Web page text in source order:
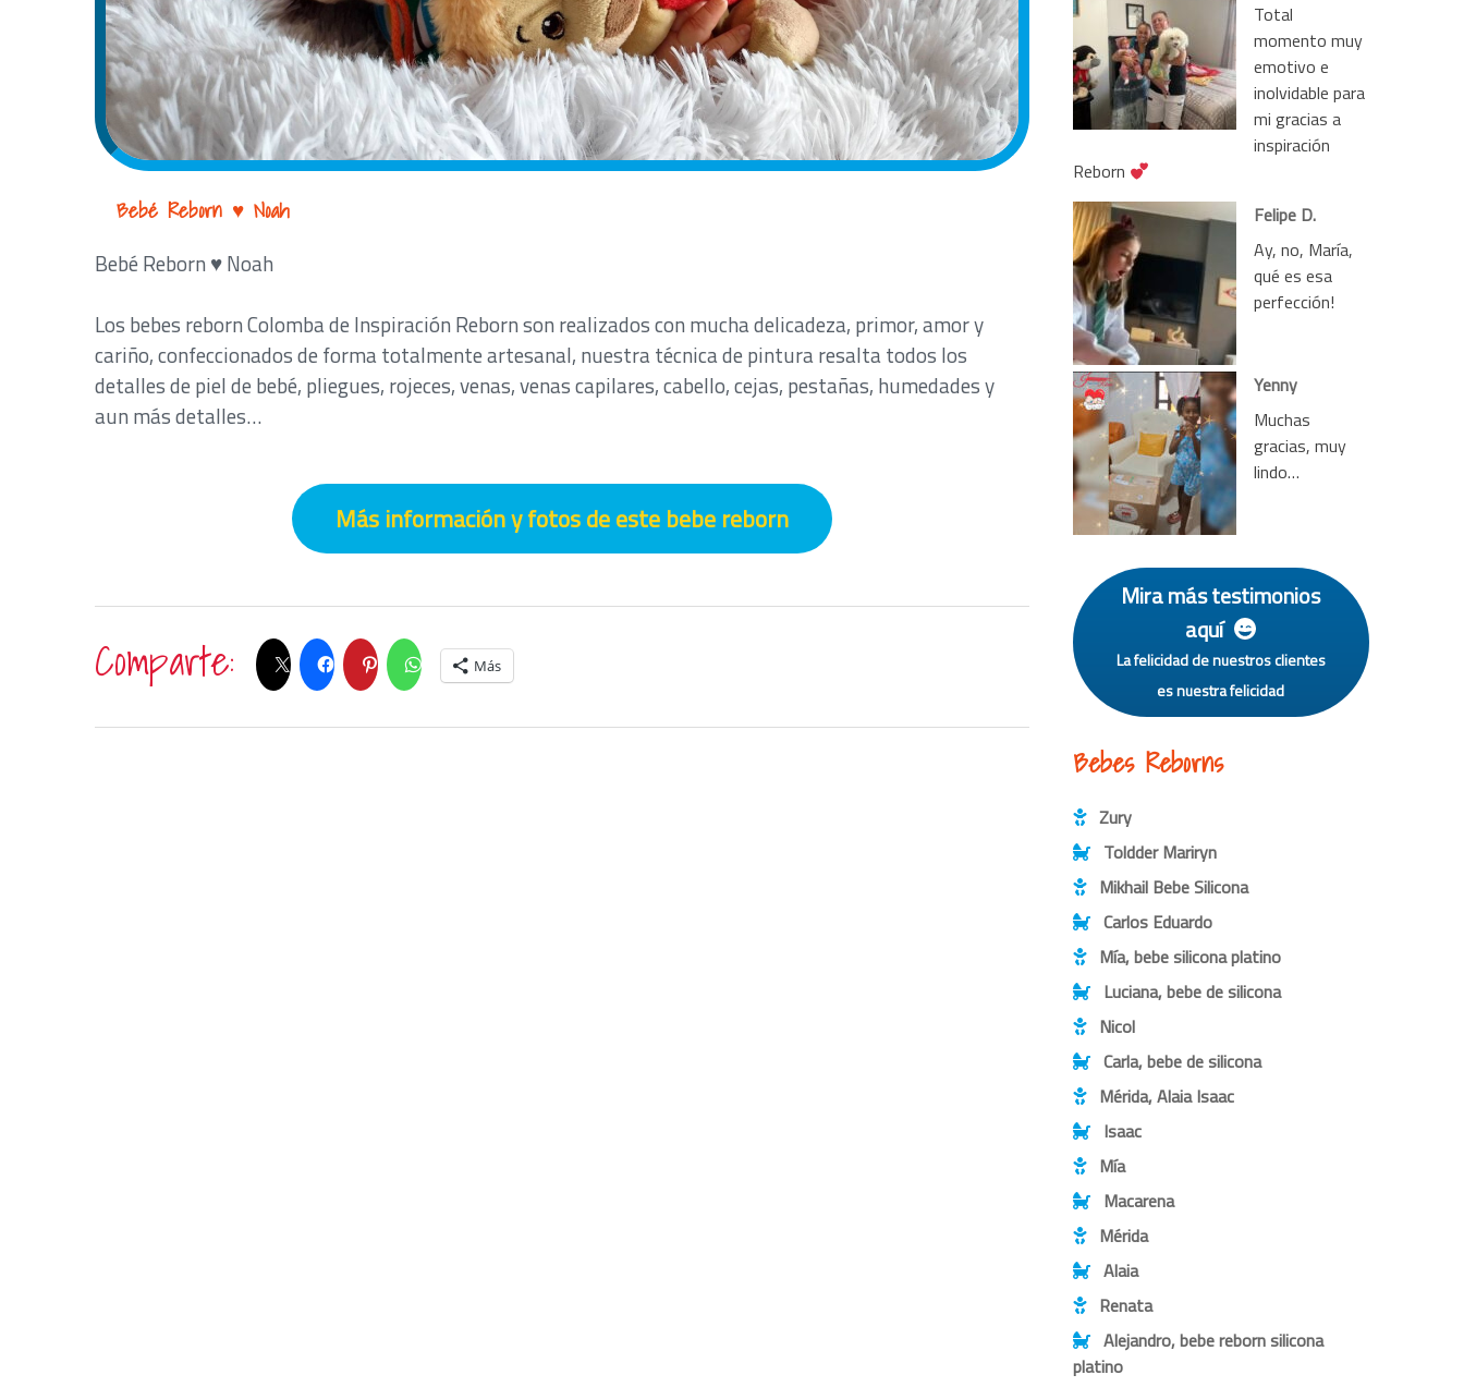
Bebé Reborn ♥ Noah
Bebé Reborn ♥ Noah
Los bebes reborn Colomba de Inspiración Reborn son realizados con mucha delicadeza, primor, amor y
cariño, confeccionados de forma totalmente artesanal, nuestra técnica de pintura resalta todos los
detalles de piel de bebé, pliegues, rojeces, venas, venas capilares, cabello, cejas, pestañas, humedades y
aun más detalles…
Más información y fotos de este bebe reborn
Comparte: Más
Total
momento muy
emotivo e
inolvidable para
mi gracias a
inspiración
Reborn
Felipe D.
Ay, no, María,
qué es esa
perfección!
Yenny
Muchas
gracias, muy
lindo…
Mira más testimonios
aquí
La felicidad de nuestros clientes
es nuestra felicidad
Bebes Reborns
Zury
Toldder Mariryn
Mikhail Bebe Silicona
Carlos Eduardo
Mía, bebe silicona platino
Luciana, bebe de silicona
Nicol
Carla, bebe de silicona
Mérida, Alaia Isaac
Isaac
Mía
Macarena
Mérida
Alaia
Renata
Alejandro, bebe reborn silicona
platino